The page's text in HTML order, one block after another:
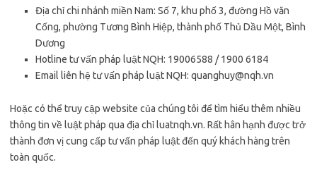
Địa chỉ chi nhánh miền Nam: Số 7, khu phố 3, đường Hồ văn
Cống, phường Tương Bình Hiệp, thành phố Thủ Dầu Một, Bình
Dương
Hotline tư vấn pháp luật NQH: 19006588 / 1900 6184
Email liên hệ tư vấn pháp luật NQH: quanghuy@nqh.vn
Hoặc có thể truy cập website của chúng tôi để tìm hiểu thêm nhiều
thông tin về luật pháp qua địa chỉ luatnqh.vn. Rất hân hạnh được trở
thành đơn vị cung cấp tư vấn pháp luật đến quý khách hàng trên
toàn quốc.